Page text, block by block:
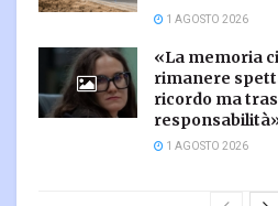
1 AGOSTO 2026
«La memoria
rimanere
ricordo ma
1 AGOSTO 2026